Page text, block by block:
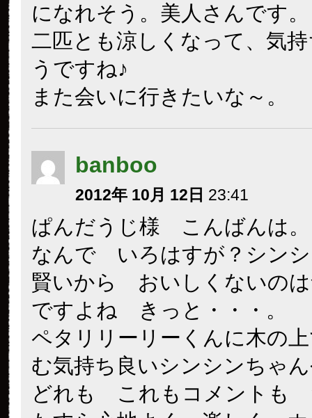
になれそう。美人さんです。
二匹とも涼しくなって、気
うですね♪
また会いに行きたいな～。
banboo
2012年 10月 12日 23:41
ぱんだうじ様 こんばんは。
なんで いろはすが？シン
賢いから おいしくないの
ですよね きっと・・・。
ペタリリーリーくんに木の
む気持ち良いシンシンちゃ
どれも これもコメント